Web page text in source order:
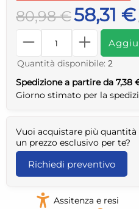
80,98 €58,31 €
Quantità disponibile: 2
Spedizione a partire da 7,38
Giorno stimato per la
Vuoi acquistare più
un prezzo esclusivo per te?
Richiedi preventivo
Assitenza e resi